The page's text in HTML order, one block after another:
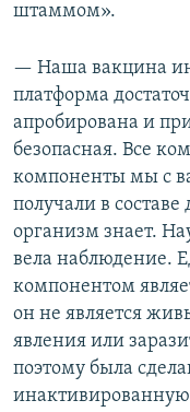
штаммом».
— Наша вакцина
платформа
апробирована и
безопасная. Все
компоненты мы с
получали в
организм знает.
вела наблюдение.
компонентом
он не является
явления или
поэтому была